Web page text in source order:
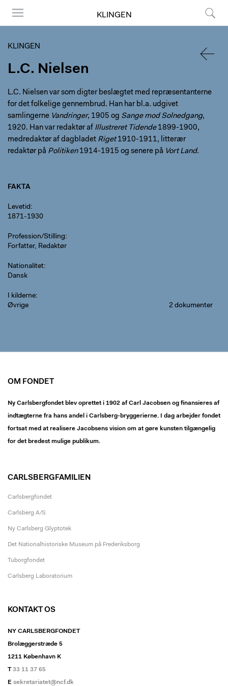
KLINGEN
KLINGEN
L.C. Nielsen
L.C. Nielsen var som digter beslægtet med repræsentanterne
for det folkelige gennembrud. Han har bl.a. udgivet
samlingerne Vandringer, 1905 og Sange mod Solnedgang,
1920. Han var redaktør af Illustreret Tidende1899-1900,
medredaktør af dagbladet Riget1910-1911, litterær
redaktør på Politiken1914-1915 og senere på Vort Land.
FAKTA
Levetid
1871-1930
Profession/Stilling
Forfatter, Redaktør
Nationalitet
Dansk
I kilderne
Øvrige
2 dokumenter
OM FONDET
Ny Carlsbergfondet blev oprettet i 1902 af Carl Jacobsen og finansieres af
indtægterne fra hans andel i Carlsberg-bryggerierne. I dag arbejder fondet
fortsat med at realisere Jacobsens vision om at gøre kunsten tilgængelig
for det bredest mulige publikum.
CARLSBERGFAMILIEN
Carlsbergfondet
Carlsberg A/S
Ny Carlsberg Glyptotek
Det Nationalhistoriske Museum på Frederiksborg
Tuborgfondet
Carlsberg Laboratorium
KONTAKT OS
NY CARLSBERGFONDET
Brolæggerstræde 5
1211 København K
T33 11 37 65
E sekretariatet@ncf.dk